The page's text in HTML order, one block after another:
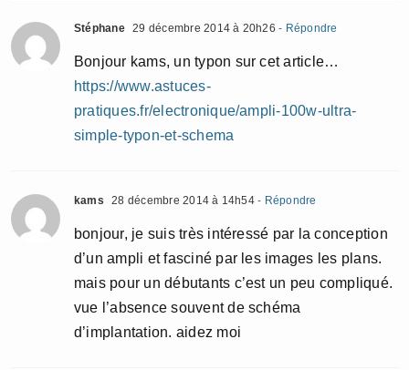
Stéphane 29 décembre 2014 à 20h26 - Répondre
Bonjour kams, un typon sur cet article…
https://www.astuces-
pratiques.fr/electronique/ampli-100w-ultra-
simple-typon-et-schema
kams 28 décembre 2014 à 14h54- Répondre
bonjour, je suis très intéressé par la conception
d’un ampli et fasciné par les images les plans.
mais pour un débutants c’est un peu compliqué.
vue l’absence souvent de schéma
d’implantation. aidez moi